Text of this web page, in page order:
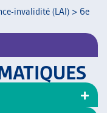
invalidité (LAI) > 6e